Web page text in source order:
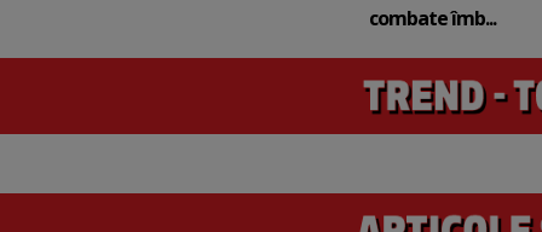
combate îmb...